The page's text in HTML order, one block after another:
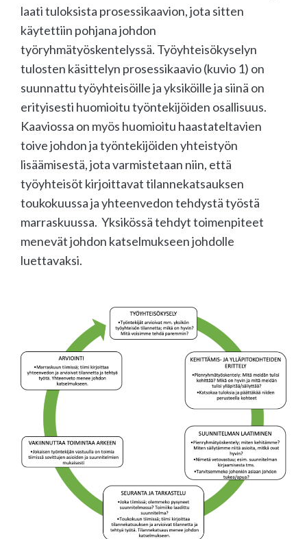
laati tuloksista prosessikaavion, jota sitten
käytettiin pohjana johdon
työryhmätyöskentelyssä. Työyhteisökyselyn
tulosten käsittelyn prosessikaavio (kuvio 1) on
suunnattu työyhteisöille ja yksiköille ja siinä on
erityisesti huomioitu työntekijöiden osallisuus.
Kaaviossa on myös huomioitu haastateltavien
toive johdon ja työntekijöiden yhteistyön
lisäämisestä, jota varmistetaan niin, että
työyhteisöt kirjoittavat tilannekatsauksen
toukokuussa ja yhteenvedon tehdystä työstä
marraskuussa. Yksikössä tehdyt toimenpiteet
menevät johdon katselmukseen johdolle
luettavaksi.